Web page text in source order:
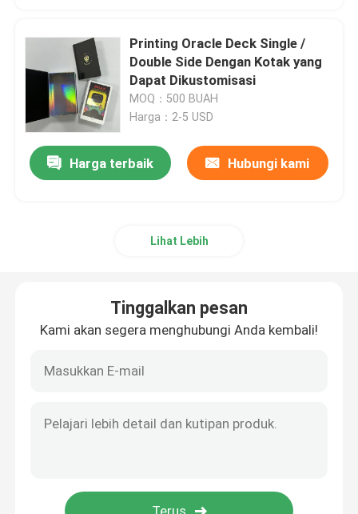
Printing Oracle Deck Single /
Double Side Dengan Kotak yang
Dapat Dikustomisasi
MOQ：500 BUAH
Harga：2-5 USD
Harga terbaik Hubungi kami
Lihat Lebih
Tinggalkan pesan
Kami akan segera menghubungi Anda kembali!